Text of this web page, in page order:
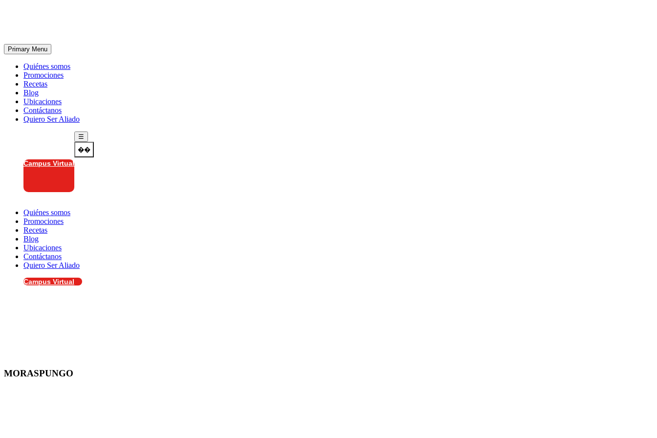
Primary Menu
Quiénes somos
Promociones
Recetas
Blog
Ubicaciones
Contáctanos
Quiero Ser Aliado
Campus Virtual
☰
��
Quiénes somos
Promociones
Recetas
Blog
Ubicaciones
Contáctanos
Quiero Ser Aliado
Campus Virtual
MORASPUNGO